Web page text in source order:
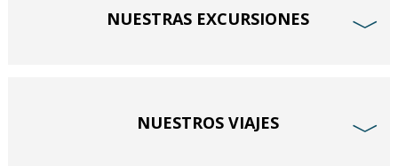
NUESTRAS EXCURSIONES ﹀
NUESTROS VIAJES ﹀